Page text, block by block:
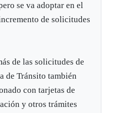
se va adoptar en el
de solicitudes
de las solicitudes de
de Tránsito también
con tarjetas de
y otros trámites